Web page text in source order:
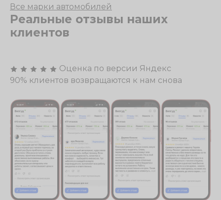
Все марки автомобилей
Реальные отзывы наших
клиентов
Оценка по версии Яндекс
90% клиентов возвращаются к нам снова